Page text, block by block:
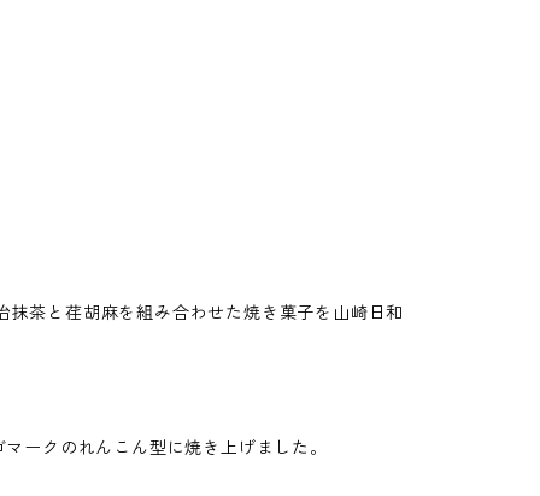
茶と荏胡麻を組み合わせた焼き菓子を山崎日和
ークのれんこん型に焼き上げました。